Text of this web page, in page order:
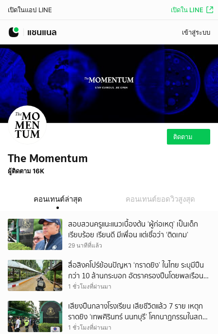
เปิดในแอป LINE เปิดใน LINE
แชนแนล เข้าสู่ระบบ
ติดตาม
The Momentum
ผู้ติดตาม 16K
คอนเทนต์ล่าสุด คอนเทนต์ยอดวิวสูงสุด
สอบสวนครูแนะแนวเบื้องต้น ‘ผู้ก่อเหตุ’ เป็นเด็ก
เรียบร้อย เรียนดี มีเพื่อน แต่เชื่อว่า ‘ติดเกม’
29 นาทีที่แล้ว
สื่อสิงคโปร์ย้อนปัญหา ‘กราดยิง’ ในไทย ระบุมีปืน
กว่า 10 ล้านกระบอก อัตราครองปืนโดยพลเรือน
สูงที่สุดในภูมิภาค
1 ชั่วโมงที่ผ่านมา
เสียงปืนกลางโรงเรียน เสียชีวิตแล้ว 7 ราย เหตุก
ราดยิง ‘เทพศิรินทร์ นนทบุรี’ โศกนาฏกรรมในสถาน
ศึกษา ครั้งที่ 2 ในรอบปี
1 ชั่วโมงที่ผ่านมา